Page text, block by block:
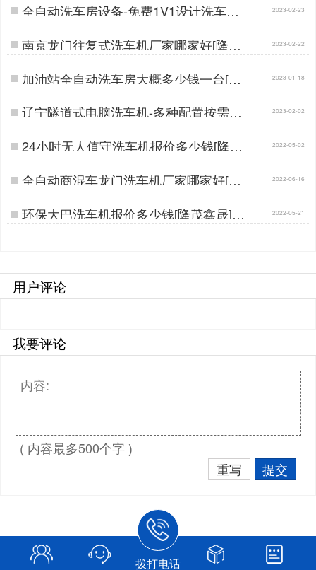
全自动洗车房设备-免费1V1设计洗车方
案[隆茂鑫晟]…
2023-02-23
南京龙门往复式洗车机厂家哪家好[隆茂
鑫晟]…
2023-02-22
加油站全自动洗车房大概多少钱一台[隆
茂鑫晟]…
2023-01-18
辽宁隧道式电脑洗车机-多种配置按需定
制[隆茂鑫晟]…
2023-02-02
24小时无人值守洗车机报价多少钱[隆茂
鑫晟]…
2022-05-02
全自动商混车龙门洗车机厂家哪家好[隆
茂鑫晟]…
2022-06-16
环保大巴洗车机报价多少钱[隆茂鑫晟]… 2022-05-21
用户评论
我要评论
( 内容最多500个字 )
重写
提交
拨打电话